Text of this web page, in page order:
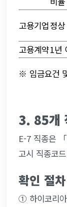
고용기업정
고용계약1년
※ 임금요건
3. 85개
E-7 직종은
고시 직종코
확인 절차
① 하이코리